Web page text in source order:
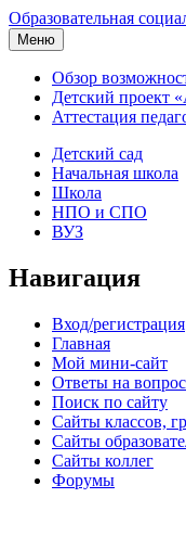
Образовательная
Меню
Обзор
Детский проект
Аттестация
Детский сад
Начальная школа
Школа
НПО и СПО
ВУЗ
Навигация
Вход/регистрация
Главная
Мой мини-сайт
Ответы на
Поиск по сайту
Сайты классов,
Сайты
Сайты коллег
Форумы